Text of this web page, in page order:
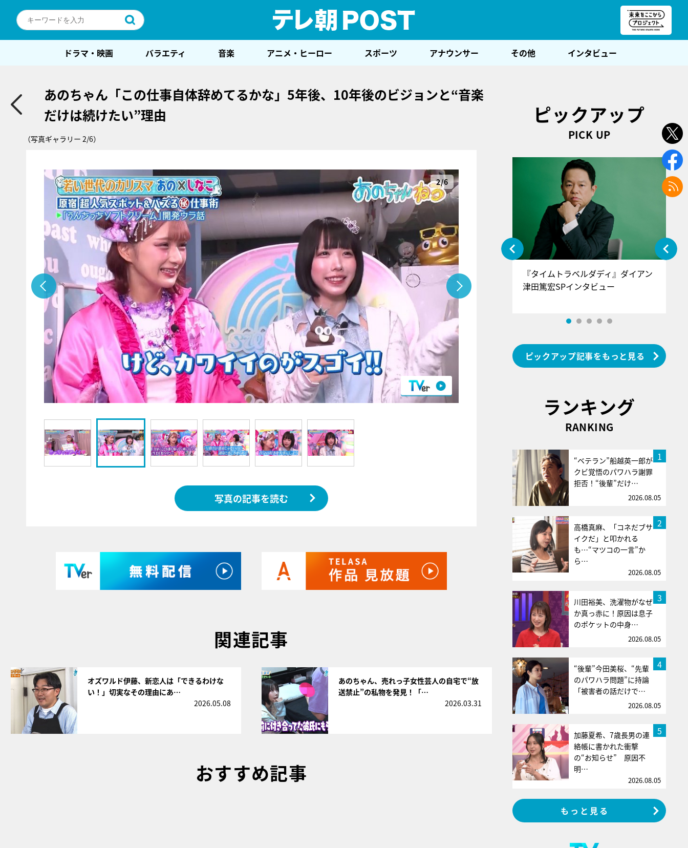
ドラマ・映画 バラエティ 音楽 アニメ・ヒーロー スポーツ アナウンサー その他 インタビュー
あのちゃん「この仕事自体辞めてるかな」5年後、10年後のビジョンと“音楽
だけは続けたい”理由
（写真ギャラリー 2/6）
2/6
写真の記事を読む
関連記事
オズワルド伊藤、新恋人は「できるわけな
い！」切実なその理由にあ…
2026.05.08
あのちゃん、売れっ子女性芸人の自宅で“放
送禁止”の私物を発見！「…
2026.03.31
おすすめ記事
ピックアップ
PICK UP
『アイ＝ラブ！げーみんぐ』＝LOV
E齋藤樹愛羅＆佐々木舞香SPインタ
ビュー
『タイムトラベルダディ』ダイアン
津田篤宏SPインタビュー
ピックアップ記事をもっと見る
ランキング
RANKING
1
“ベテラン”船越英一郎が
クビ覚悟のパワハラ謝罪
拒否！“後輩”だけ…
2026.08.05
2
高橋真麻、「コネだブサ
イクだ」と叩かれる
も…“マツコの一言”か
ら…
2026.08.05
3
川田裕美、洗濯物がなぜ
か真っ赤に！原因は息子
のポケットの中身…
2026.08.05
4
“後輩”今田美桜、“先輩
のパワハラ問題”に持論
「被害者の話だけで…
2026.08.05
5
加藤夏希、7歳長男の連
絡帳に書かれた衝撃
の“お知らせ” 原因不
明…
2026.08.05
もっと見る